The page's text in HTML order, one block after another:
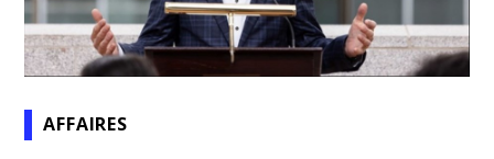
AFFAIRES